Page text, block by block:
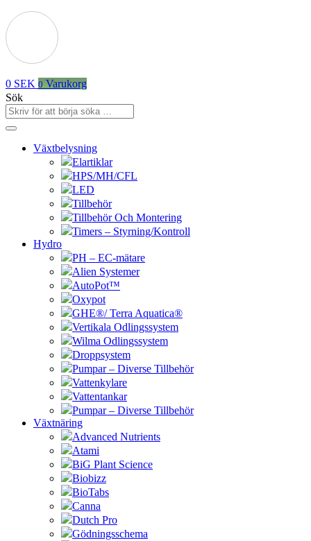
0 SEK 0 Varukorg
Sök
Växtbelysning
Elartiklar
HPS/MH/CFL
LED
Tillbehör
Tillbehör Och Montering
Timers – Styrning/Kontroll
Hydro
PH – EC-mätare
Alien Systemer
AutoPot™
Oxypot
GHE®/ Terra Aquatica®
Vertikala Odlingssystem
Wilma Odlingssystem
Droppsystem
Pumpar – Diverse Tillbehör
Vattenkylare
Vattentankar
Pumpar – Diverse Tillbehör
Växtnäring
Advanced Nutrients
Atami
BiG Plant Science
Biobizz
BioTabs
Canna
Dutch Pro
Gödningsschema